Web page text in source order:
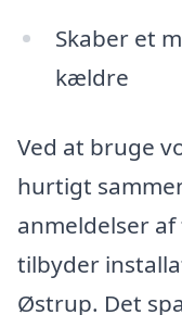
Skaber et
kældre
Ved at bruge
hurtigt
anmeldelser
tilbyder
Østrup. Det